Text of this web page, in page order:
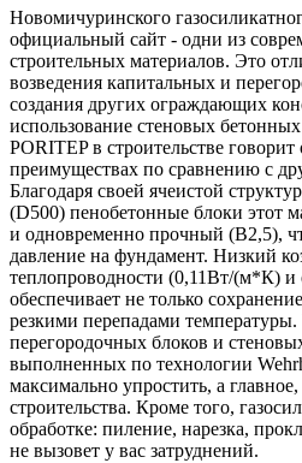
Новомичуринского
официальный сайт - одни из
строительных материалов. Это
возведения капитальных и
создания других ограждающих
использование стеновых
PORITEP в строительстве
преимуществах по сравнению с
Благодаря своей ячеистой
(D500) пенобетонные блоки этот
и одновременно прочный (В2,5),
давление на фундамент. Низкий
теплопроводности (0,11Вт/(м*К) и
обеспечивает не только
резкими перепадами
перегородочных блоков и
выполненных по технологии
максимально упростить, а
строительства. Кроме того,
обработке: пиление, нарезка,
не вызовет у вас затруднений.